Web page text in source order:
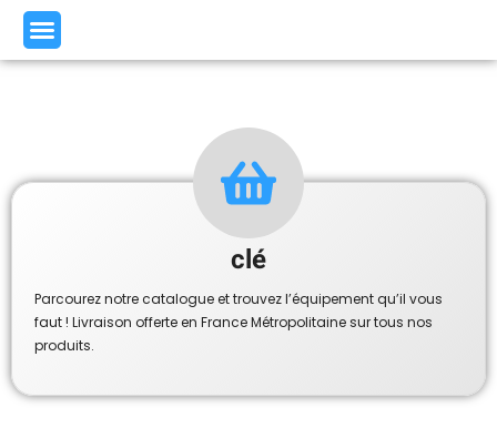
clé
Parcourez notre catalogue et trouvez l’équipement qu’il vous
faut ! Livraison offerte en France Métropolitaine sur tous nos
produits.